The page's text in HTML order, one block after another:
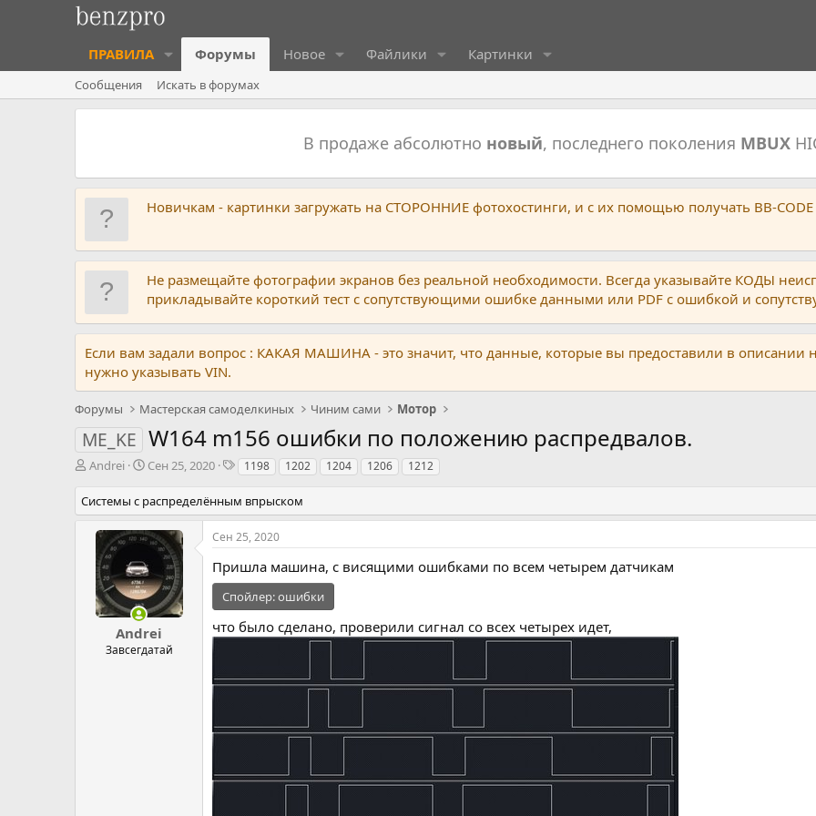
ПРАВИЛА Форумы Новое Файлики Картинки
Сообщения Искать в форумах
В продаже абсолютно новый, последнего поколения MBUX
Новичкам - картинки загружать на СТОРОННИЕ фотохостинги, и с их помощью получать BB-
Не размещайте фотографии экранов без реальной необходимости. Всегда указывайте КОДЫ
прикладывайте короткий тест с сопутствующими ошибке данными или PDF с ошибкой и
Если вам задали вопрос : КАКАЯ МАШИНА - это значит, что данные, которые вы предоставили в описании
нужно указывать VIN.
Форумы Мастерская самоделкиных Чиним сами Мотор
ME_KE W164 m156 ошибки по положению распредвалов.
А
т
о
м
ы
Andrei
Д
т
а
н
а
ч
а
л
а
Сен 25, 2020
Т
г
и
1198 1202 1204 1206 1212
Системы с распределённым впрыском
Andrei
Завсегдатай
Сен 25, 2020
Пришла машина, с висящими ошибками по всем четырем датчикам
Спойлер:ошибки
что было сделано, проверили сигнал со всех четырех идет,